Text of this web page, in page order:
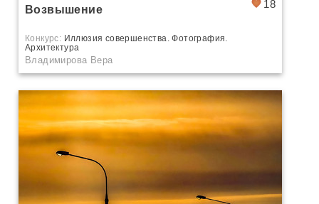
18
Возвышение
Конкурс: Иллюзия совершенства. Фотография.
Архитектура
Владимирова Вера